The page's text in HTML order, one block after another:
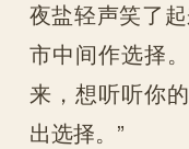
夜盐轻声笑了
市中间作选择
来，想听听你
出选择。”